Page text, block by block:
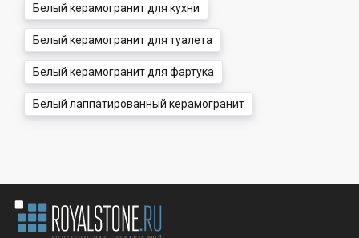
Белый керамогранит для кухни
Белый керамогранит для туалета
Белый керамогранит для фартука
Белый лаппатированный керамогранит